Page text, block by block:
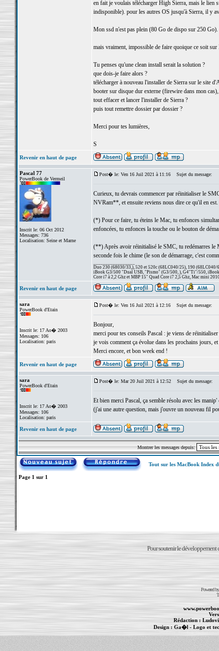
en fait je voulais télécharger High Sierra, mais le lien
indisponible). pour les autres OS jusqu'à Sierra, il y
Mon ssd n'est pas plein (80 Go de dispo sur 250 Go).
mais vraiment, impossible de faire quoique ce soit
Tu penses qu'une clean install serait la solution ?
que dois-je faire alors ?
télécharger à nouveau l'installer de Sierra sur le site
booter sur disque dur externe (firewire dans mon cas),
tout effacer et lancer l'installer de Sierra ?
puis tout remettre dossier par dossier ?
Merci pour tes lumières,
S
Revenir en haut de page
Pascal 77
PowerBook de Vermeil
Inscrit le: 06 Oct 2012
Messages: 736
Localisation: Seine et Marne
Post� le: Ven 16 Juil 2021 à 11:16 Sujet du message:
Curieux, tu devrais commencer par réinitialiser le
NVRam**, et ensuite reviens nous dire ce qu'il en
(*) Pour ce faire, tu éteins le Mac, tu enfonces
enfoncées, tu enfonces la touche ou le bouton de
(**) Après avoir réinitialisé le SMC, tu redémarres le
seconde fois le chime (le son de démarrage, c'est
Duo 230 (68030/33,), 520 et 520c (68LC040/25), 190 (68LC040/
iBook G3/500 "Dual USB, "Pismo" (G3/500, ), G4"Ti"/550,
Core i7 à 2,2 Ghz et MBP 15" Quad Core i7 2,5 Ghz, Mac mini
Revenir en haut de page
sara
PowerBook d'Etain
Inscrit le: 17 Ao� 2003
Messages: 106
Localisation: paris
Post� le: Ven 16 Juil 2021 à 12:16 Sujet du message:
Bonjour,
merci pour tes conseils Pascal : je viens de
je vois comment ça évolue dans les prochains jours,
Merci encore, et bon week end !
Revenir en haut de page
sara
PowerBook d'Etain
Inscrit le: 17 Ao� 2003
Messages: 106
Localisation: paris
Post� le: Mar 20 Juil 2021 à 12:52 Sujet du message:
Et bien merci Pascal, ça semble résolu avec les
(j'ai une autre question, mais j'ouvre un nouveau fil
Revenir en haut de page
Montrer les messages depuis:
Tout sur les MacBook Index
Page 1 sur 1
Pour soutenir le développement
Powered
Rédaction :
Design : Ga�l- Logo et
PowerBook-